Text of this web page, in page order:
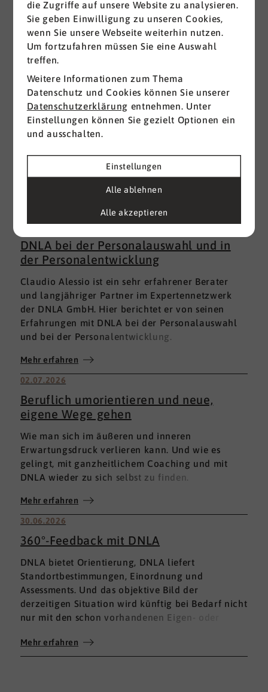
Alle ansehen
22.07.2026
DNLA bei der Personalauswahl und in
der Personalentwicklung
Claudio Alessio ist ein sehr erfahrener Berater
und langjähriger Partner im Expertennetzwerk
der DNLA GmbH. Hier berichtet er von seinen
Erfahrungen mit DNLA bei der Personalauswahl
und bei der Personalentwicklung.
Mehr erfahren
02.07.2026
Beruflich umorientieren und neue,
eigene Wege gehen
Wie man sich im äußeren und inneren
Erwartungsdruck verlieren kann. Und wie es
gelingt, mit ganzheitlichem Coaching und mit
DNLA wieder zu sich selbst zu finden.
Mehr erfahren
30.06.2026
360°-Feedback mit DNLA
DNLA bietet Orientierung, DNLA liefert
Standortbestimmungen, Einordnung und
Assessments. Und das objektive Bild der
derzeitigen Situation wird künftig bei Bedarf nicht
nur mit den schon vorhandenen Eigen- oder
umfassenden 360°-Feedback.
Mehr erfahren
die Zugriffe auf unsere Website zu analysieren.
Sie geben Einwilligung zu unseren Cookies,
wenn Sie unsere Webseite weiterhin nutzen.
Um fortzufahren müssen Sie eine Auswahl
treffen.
Weitere Informationen zum Thema
Datenschutz und Cookies können Sie unserer
Datenschutzerklärung entnehmen. Unter
Einstellungen können Sie gezielt Optionen ein
und ausschalten.
Einstellungen
Alle ablehnen
Alle akzeptieren